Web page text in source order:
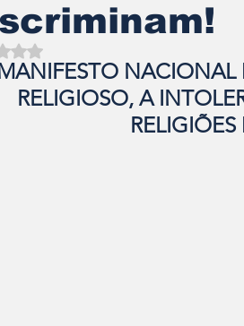
Avaliado com NaN de 5 estrelas.
NACIONAL
RELIGIOSO, A